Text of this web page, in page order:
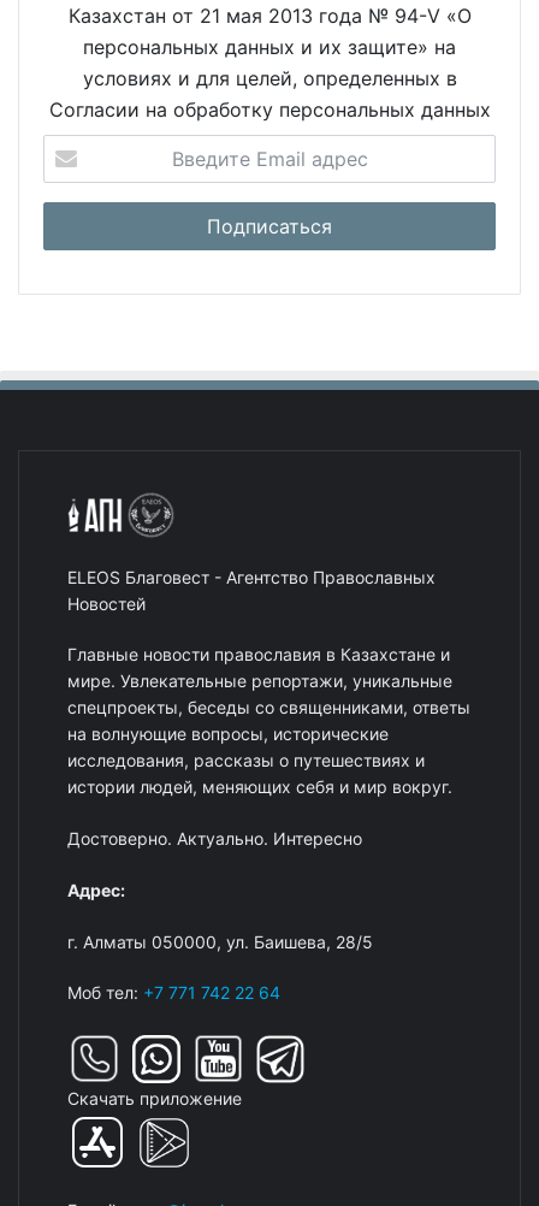
Казахстан от 21 мая 2013 года № 94-V «О
персональных данных и их защите» на
условиях и для целей, определенных в
Согласии на обработку персональных данных
ELEOS Благовест - Агентство Православных
Новостей
Главные новости православия в Казахстане и
мире. Увлекательные репортажи, уникальные
спецпроекты, беседы со священниками, ответы
на волнующие вопросы, исторические
исследования, рассказы о путешествиях и
истории людей, меняющих себя и мир вокруг.
Достоверно. Актуально. Интересно
Адрес:
г. Алматы 050000, ул. Баишева, 28/5
Моб тел: +7 771 742 22 64
Скачать приложение